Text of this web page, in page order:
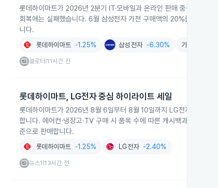
롯데하이마트가 2026년 2분기 IT·모바일과 온라인 판매 중심으로 매
회복에는 실패했습니다. 6월 삼성전자 가전 구매액의 20%를 디지털
니다.
롯데하이마트 -1.25% 삼성전자 -6.30% 가전제품
블로터 |11시간 전
롯데하이마트, LG전자 중심 하이라이트 세일
롯데하이마트가 2026년 8월 6일부터 8월 10일까지 LG전자 가전을
합니다. 에어컨·냉장고·TV 구매 시 품목 수에 따른 캐시백과 추가 할
준으로 판매합니다.
롯데하이마트 -1.25% LG전자 -2.40%
뉴스1 |13시간 전